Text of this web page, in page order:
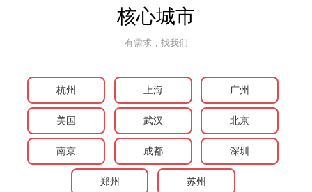
核心城市
有需求，找我们
杭州 上海 广州
美国 武汉 北京
南京 成都 深圳
郑州 苏州